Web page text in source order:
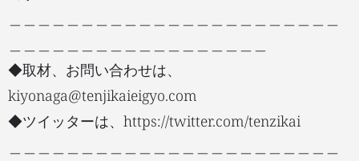
◆取材、お問い合わせは、
kiyonaga@tenjikaieigyo.com
◆ツイッターは、https://twitter.com/tenzikai